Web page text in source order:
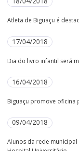
Atleta de Biguaçu é
17/04/2018
Dia do livro infantil será
16/04/2018
Biguaçu promove oficina
09/04/2018
Alunos da rede